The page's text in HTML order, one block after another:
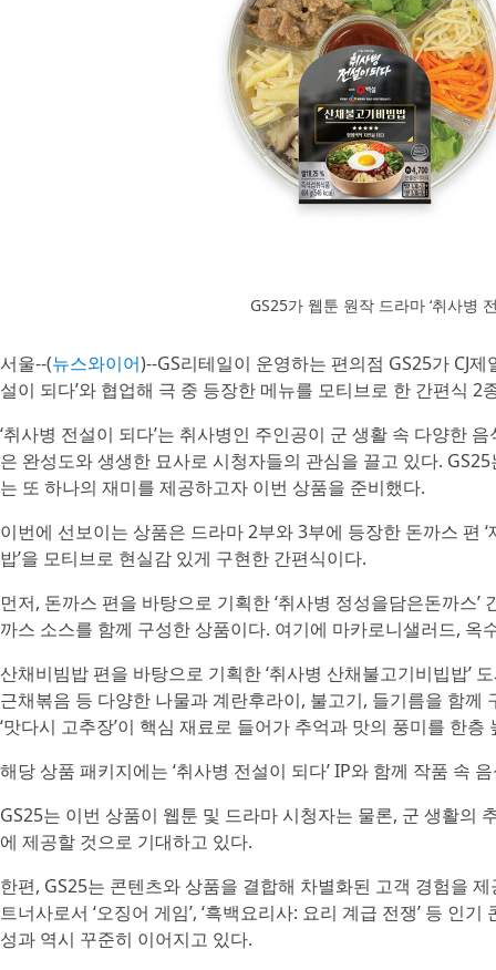
GS25가 웹툰 원작 드라마 ‘취사병
서울--(뉴스와이어)--GS리테일이 운영하는 편의점 GS25가 CJ
설이 되다’와 협업해 극 중 등장한 메뉴를 모티브로 한 간편식 2
‘취사병 전설이 되다’는 취사병인 주인공이 군 생활 속 다양한
은 완성도와 생생한 묘사로 시청자들의 관심을 끌고 있다.
는 또 하나의 재미를 제공하고자 이번 상품을 준비했다.
이번에 선보이는 상품은 드라마 2부와 3부에 등장한 돈까스 편
밥’을 모티브로 현실감 있게 구현한 간편식이다.
먼저, 돈까스 편을 바탕으로 기획한 ‘취사병 정성을담은돈까스
까스 소스를 함께 구성한 상품이다. 여기에 마카로니샐러드,
산채비빔밥 편을 바탕으로 기획한 ‘취사병 산채불고기비빕밥’
근채볶음 등 다양한 나물과 계란후라이, 불고기, 들기름을 함
‘맛다시 고추장’이 핵심 재료로 들어가 추억과 맛의 풍미를 한
해당 상품 패키지에는 ‘취사병 전설이 되다’ IP와 함께 작품 속
GS25는 이번 상품이 웹툰 및 드라마 시청자는 물론, 군 생활의
에 제공할 것으로 기대하고 있다.
한편, GS25는 콘텐츠와 상품을 결합해 차별화된 고객 경험을
트너사로서 ‘오징어 게임’, ‘흑백요리사: 요리 계급 전쟁’ 등 인
성과 역시 꾸준히 이어지고 있다.